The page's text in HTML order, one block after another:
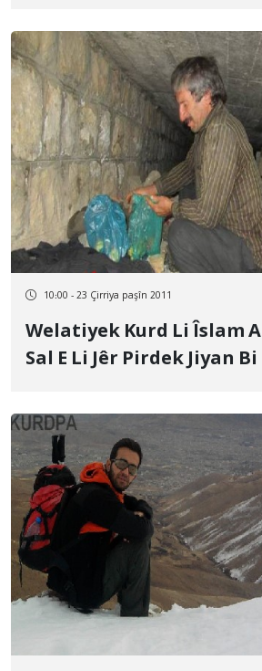
10:00 - 23 Çirriya paşîn 2011
Welatiyek Kurd Li Îslam
Sal E Li Jêr Pirdek Jiyan